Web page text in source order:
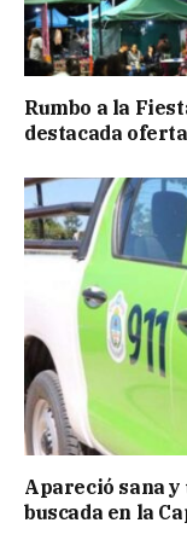
Rumbo a la
destacada
Apareció sana y
buscada en la